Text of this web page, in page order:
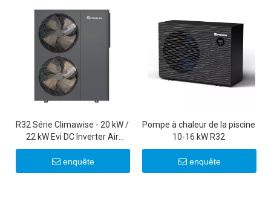
R32 Série Climawise - 20 kW /
22 kW Evi DC Inverter Air
Souce Heat Pompes
enquête
Pompe à chaleur de la piscine
10-16 kW R32
enquête